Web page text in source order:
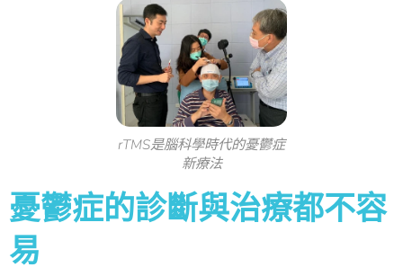
rTMS是腦科學時代的憂鬱症
新療法
憂鬱症的診斷與治療都不容
易